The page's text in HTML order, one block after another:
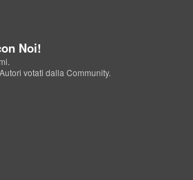
Noi!
votati dalla Community.